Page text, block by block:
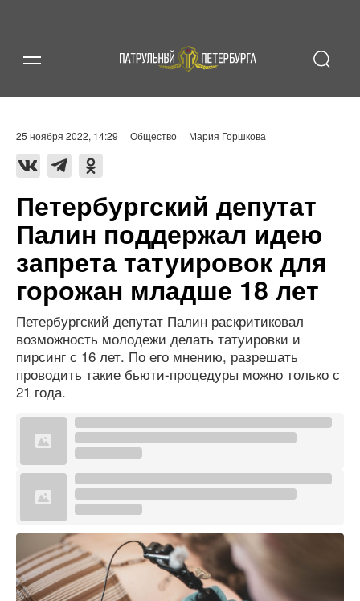
25 ноября 2022, 14:29 Общество Мария Горшкова
Петербургский депутат
Палин поддержал идею
запрета татуировок для
горожан младше 18 лет
Петербургский депутат Палин раскритиковал
возможность молодежи делать татуировки и
пирсинг с 16 лет. По его мнению, разрешать
проводить такие бьюти-процедуры можно только с
21 года.